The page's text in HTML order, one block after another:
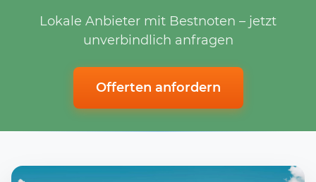
Lokale Anbieter mit Bestnoten – jetzt
unverbindlich anfragen
Offerten anfordern